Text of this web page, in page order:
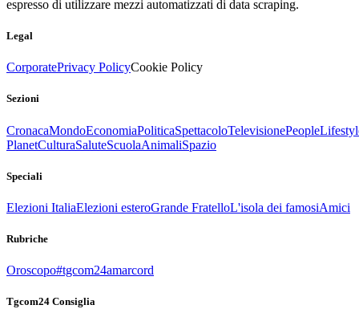
espresso di utilizzare mezzi automatizzati di data scraping.
Legal
CorporatePrivacy PolicyCookie Policy
Sezioni
CronacaMondoEconomiaPoliticaSpettacoloTelevisionePeople
PlanetCulturaSaluteScuolaAnimaliSpazio
Speciali
Elezioni ItaliaElezioni esteroGrande FratelloL'isola dei famosiAmici
Rubriche
Oroscopo#tgcom24amarcord
Tgcom24 Consiglia